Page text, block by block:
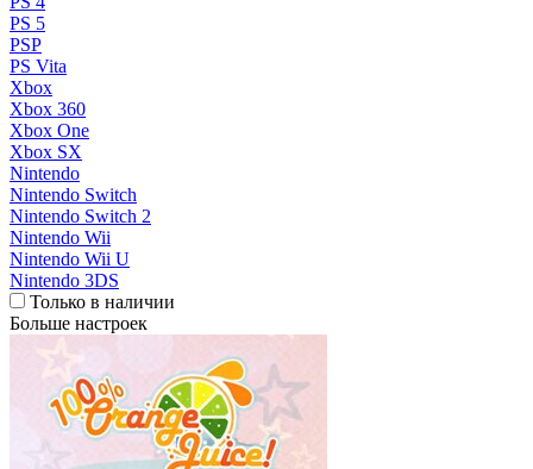
PS 5
PSP
PS Vita
Xbox
Xbox 360
Xbox One
Xbox SX
Nintendo
Nintendo Switch
Nintendo Switch 2
Nintendo Wii
Nintendo Wii U
Nintendo 3DS
Только в наличии
Больше настроек